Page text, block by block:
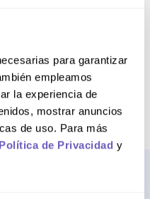
para garantizar
empleamos
la experiencia de
mostrar anuncios
de uso. Para más
Política de Privacidad y
sola palabra
del